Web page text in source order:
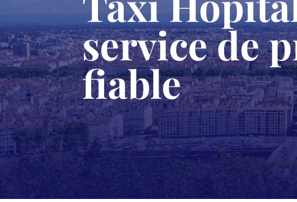
service de
fiable